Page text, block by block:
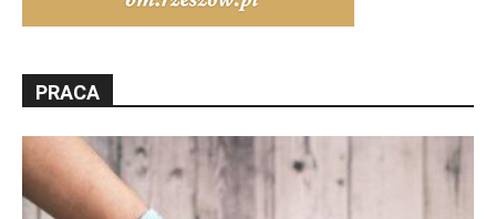
PRACA